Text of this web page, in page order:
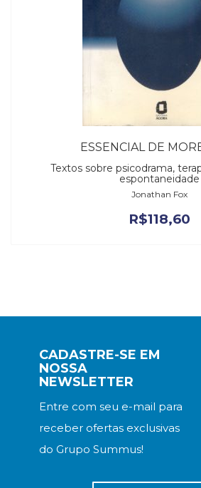
ESSENCIAL DE
Textos sobre psicodrama,
espontaneidade
Jonathan Fox
R$118,60
CADASTRE-SE EM
NOSSA
NEWSLETTER
Entre com seu e-mail para
receber ofertas exclusivas
do Grupo Summus!